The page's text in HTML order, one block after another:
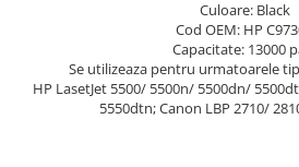
Culoare: Black
Cod OEM: HP
Capacitate: 13000
Se utilizeaza pentru urmatoarele
HP LasetJet 5500/ 5500n/ 5500dn/
5550dtn; Canon LBP 2710/